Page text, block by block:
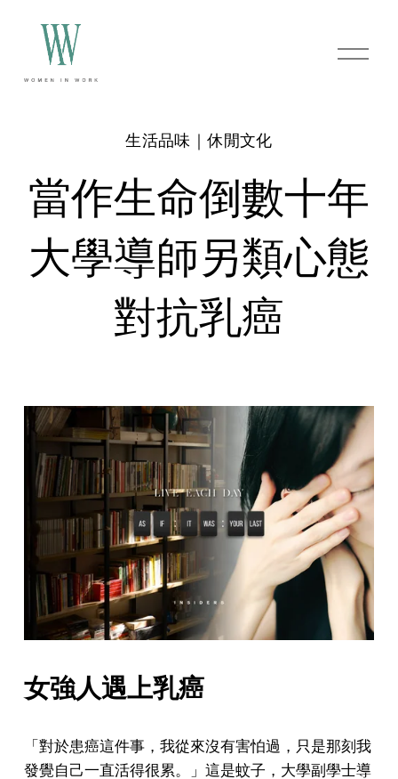
O
p
當作生命倒數十年
大學導師另類心態
對抗乳癌
生活品味｜休閒文化
女強人遇上乳癌
「對於患癌這件事，我從來沒有害怕過，只是那刻我
發覺自己一直活得很累。」這是蚊子，大學副學士導